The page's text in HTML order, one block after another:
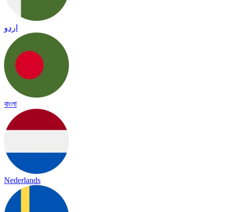
اردو
বাংলা
Nederlands